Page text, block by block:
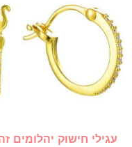
עגילי חישוק יהלומים